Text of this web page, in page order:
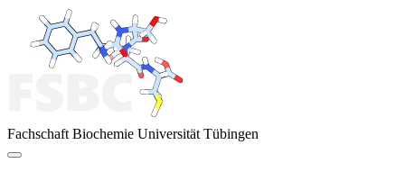
Fachschaft Biochemie Universität Tübingen